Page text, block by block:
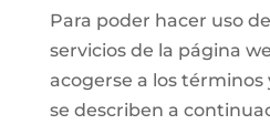
Para poder hacer uso
servicios de la página
acogerse a los términos
se describen a